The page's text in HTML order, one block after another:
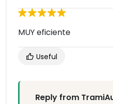
MUY eficiente
Useful
Reply from